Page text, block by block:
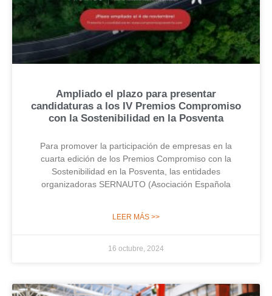
Ampliado el plazo para presentar
candidaturas a los IV Premios Compromiso
con la Sostenibilidad en la Posventa
Para promover la participación de empresas en la
cuarta edición de los Premios Compromiso con la
Sostenibilidad en la Posventa, las entidades
organizadoras SERNAUTO (Asociación Española
LEER MÁS >>
16 octubre, 2024